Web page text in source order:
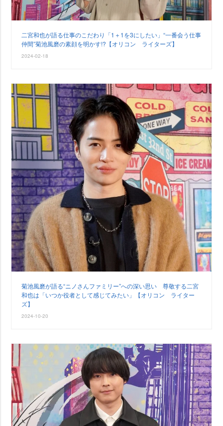
二宮和也が語る仕事のこだわり「1＋1を3にしたい」“一番会う仕事
仲間”菊池風磨の素顔を明かす!?【オリコン ライターズ】
2024-02-18
菊池風磨が語る“ニノさんファミリー”への深い思い 尊敬する二宮
和也は「いつか役者として感じてみたい」【オリコン ライター
ズ】
2024-10-20